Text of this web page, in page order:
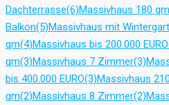
Dachterrasse(6)Massivhaus 180 qm
Balkon(5)Massivhaus mit
qm(4)Massivhaus bis 200.000 EURO
qm(3)Massivhaus 7 Zimmer(3)
bis 400.000 EURO(3)Massivhaus
qm(2)Massivhaus 8 Zimmer(2)